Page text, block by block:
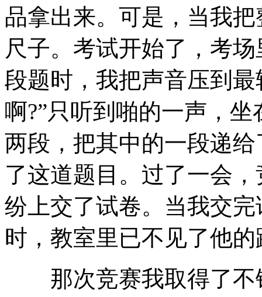
品拿出来。可是，当我
尺子。考试开始了，考
段题时，我把声音压到
啊?”只听到啪的一声，
两段，把其中的一段递
了这道题目。过了一会
纷上交了试卷。当我交
时，教室里已不见了他的
那次竞赛我取得了不